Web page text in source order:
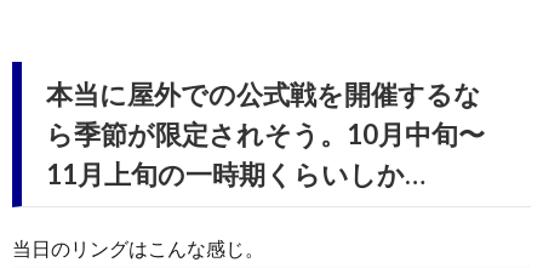
本当に屋外での公式戦を開催するな
ら季節が限定されそう。10月中旬〜
11月上旬の一時期くらいしか…
当日のリングはこんな感じ。